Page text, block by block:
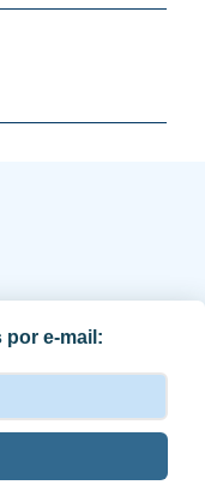
por e-mail: